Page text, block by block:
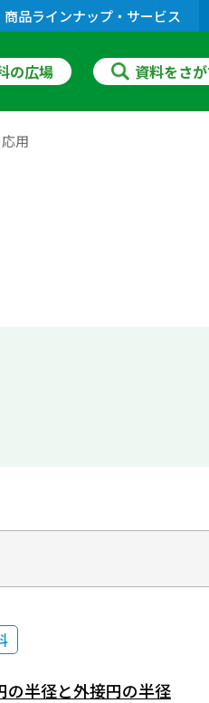
商品ラインナップ・サービス
の広場 資料をさ
用
の半径と外接円の半径